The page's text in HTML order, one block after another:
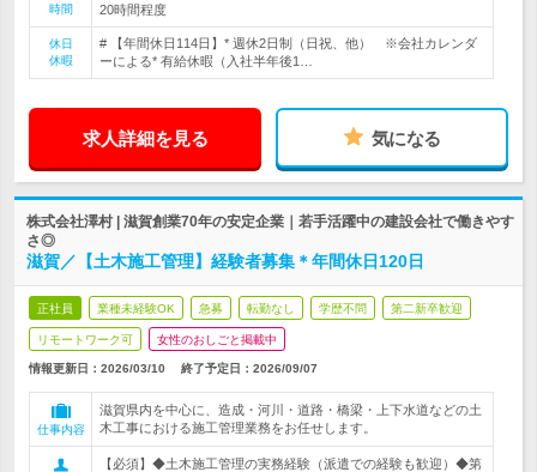
時間
20時間程度
休日
休暇
# 【年間休日114日】* 週休2日制（日祝、他） ※会社カレンダ
ーによる* 有給休暇（入社半年後1…
求人詳細を見る 気になる
株式会社澤村 | 滋賀創業70年の安定企業｜若手活躍中の建設会社で働きやす
さ◎
滋賀／【土木施工管理】経験者募集＊年間休日120日
正社員 業種未経験OK 急募 転勤なし 学歴不問 第二新卒歓迎
リモートワーク可 女性のおしごと掲載中
情報更新日：2026/03/10 終了予定日： 2026/09/07
仕事内容
滋賀県内を中心に、造成・河川・道路・橋梁・上下水道などの土
木工事における施工管理業務をお任せします。
【必須】◆土木施工管理の実務経験（派遣での経験も歓迎）◆第